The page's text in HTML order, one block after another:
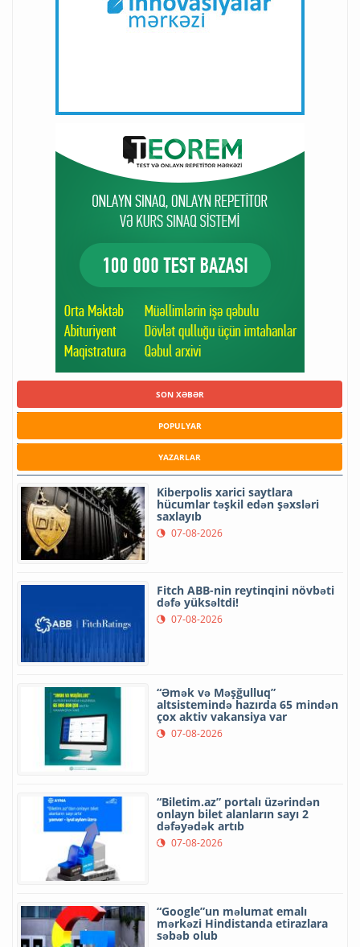
SON XƏBƏR
POPULYAR
YAZARLAR
Kiberpolis xarici saytlara
hücumlar təşkil edən şəxsləri
saxlayıb
07-08-2026
Fitch ABB-nin reytinqini növbəti
dəfə yüksəltdi!
07-08-2026
“Əmək və Məşğulluq”
altsistemində hazırda 65 mindən
çox aktiv vakansiya var
07-08-2026
“Biletim.az” portalı üzərindən
onlayn bilet alanların sayı 2
dəfəyədək artıb
07-08-2026
“Google”un məlumat emalı
mərkəzi Hindistanda etirazlara
səbəb olub